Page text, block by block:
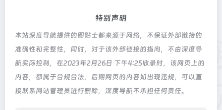
特别声明
本站深度导航提供的图贴士都来源于网络，不保证外部链接的
准确性和完整性，同时，对于该外部链接的指向，不由深度导
航实际控制，在2023年2月26日 下午4:25收录时，该网页上的
内容，都属于合规合法，后期网页的内容如出现违规，可以直
接联系网站管理员进行删除，深度导航不承担任何责任。